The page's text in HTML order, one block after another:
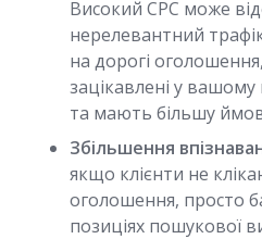
Високий CPC може
нерелевантний
на дорогі
зацікавлені у вашому
та мають більшу
Збільшення
якщо клієнти не
оголошення, просто
позиціях пошукової